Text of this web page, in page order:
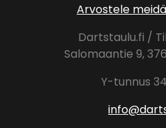
Arvostele
Dartstaulu.fi /
Salomaantie 9,
Y-tunnus